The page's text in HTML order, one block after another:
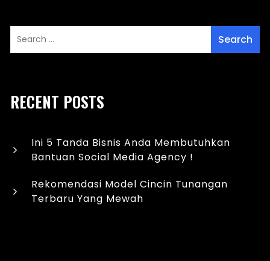
RECENT POSTS
Ini 5 Tanda Bisnis Anda Membutuhkan
Bantuan Social Media Agency !
Rekomendasi Model Cincin Tunangan
Terbaru Yang Mewah